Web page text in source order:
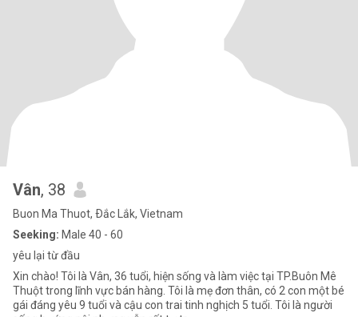
Vân, 38
Buon Ma Thuot, Ðắc Lắk, Vietnam
Seeking: Male 40 - 60
yêu lại từ đầu
Xin chào! Tôi là Vân, 36 tuổi, hiện sống và làm việc tại TP.Buôn Mê
Thuột trong lĩnh vực bán hàng. Tôi là mẹ đơn thân, có 2 con một bé
gái đáng yêu 9 tuổi và cậu con trai tinh nghịch 5 tuổi. Tôi là người